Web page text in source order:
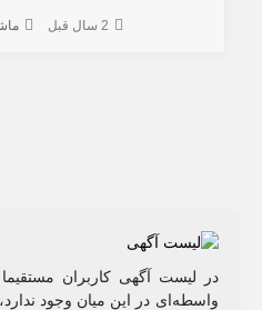
2 سال قبل
در لیست آگهی کاربران
واسطه‌ای در این میان وجود